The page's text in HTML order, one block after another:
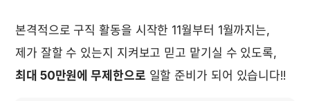
본격적으로 구직 활동을 시작한 11월부터 1월까지는,
제가 잘할 수 있는지 지켜보고 믿고 맡기실 수 있도록,
최대 50만원에 무제한으로 일할 준비가 되어 있습니다!!